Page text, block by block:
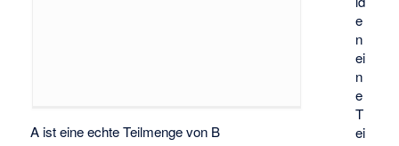
e
n
ei
n
e
T
ei
A ist eine echte Teilmenge von B